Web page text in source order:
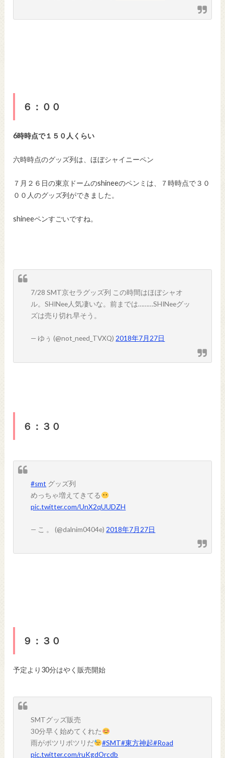
６：００
6時時点で１５０人くらい
六時時点のグッズ列は、ほぼシャイニーペン
７月２６日の東京ドームのshineeのペンミは、７時時点で３０
００人のグッズ列ができました。
shineeペンすごいですね。
7/28 SMT京セラグッズ列 この時間はほぼシャオ
ル。SHINee人気凄いな。前までは………SHINeeグッ
ズは売り切れ早そう。
— ゆぅ (@not_need_TVXQ) 2018年7月27日
６：３０
#smt グッズ列
めっちゃ増えてきてる
pic.twitter.com/UnX2qUUDZH
— こ 。 (@dalnim0404e) 2018年7月27日
９：３０
予定より30分はやく販売開始
SMTグッズ販売
30分早く始めてくれた
雨がポツリポツリだ
#SMT#東方神起#Road
pic.twitter.com/ruKgdOrcdb